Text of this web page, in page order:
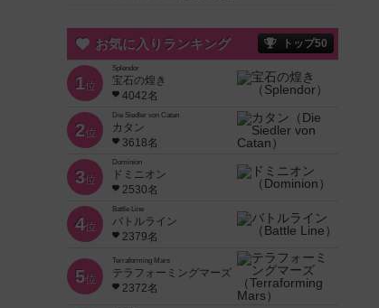
お気に入りランキング トップ50
1位
Splendor
宝石の煌き
4042名
2位
Die Siedler von Catan
カタン
3618名
3位
Dominion
ドミニオン
2530名
4位
Battle Line
バトルライン
2379名
5位
Terraforming Mars
テラフォーミングマーズ
2372名